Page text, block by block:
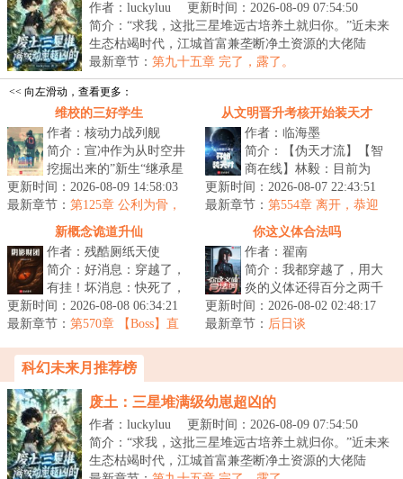
作者：luckyluu
更新时间：2026-08-09 07:54:50
简介：“求我，这批三星堆远古培养土就归你。”近未来
生态枯竭时代，江城首富兼垄断净土资源的大佬陆
宴，...
最新章节： 第九十五章 完了，露了。
<< 向左滑动，查看更多：
维校的三好学生
作者：核动力战列舰
简介：宣冲作为从时空井
挖掘出来的”新生“继承星
空的道路上，主打一个自
信。功课能做得好，炮火
顶得住，...
更新时间：2026-08-09 14:58:03
最新章节： 第125章 公利为骨，
公德在心
从文明晋升考核开始装天才
作者：临海墨
简介：【伪天才流】【智
商在线】林毅：目前为
止，应该没什么我领悟不
了的，如果有，稍稍给我
点时间，那就...
更新时间：2026-08-07 22:43:51
最新章节： 第554章 离开，恭迎
新概念诡道升仙
作者：残酷厕纸天使
简介：好消息：穿越了，
有挂！坏消息：快死了，
是祭品。好消息：我已成
功奴役了邪神！…打开为
更新时间：2026-08-08 06:34:21
最新章节： 第570章 【Boss】直
你这义体合法吗
作者：翟南
简介：我都穿越了，用大
炎的义体还得百分之两千
的关税？用哥联义体我还
没医保？无线上网还tm的
更新时间：2026-08-02 02:48:17
最新章节： 后日谈
科幻未来月推荐榜
废土：三星堆满级幼崽超凶的
作者：luckyluu
更新时间：2026-08-09 07:54:50
简介：“求我，这批三星堆远古培养土就归你。”近未来
生态枯竭时代，江城首富兼垄断净土资源的大佬陆